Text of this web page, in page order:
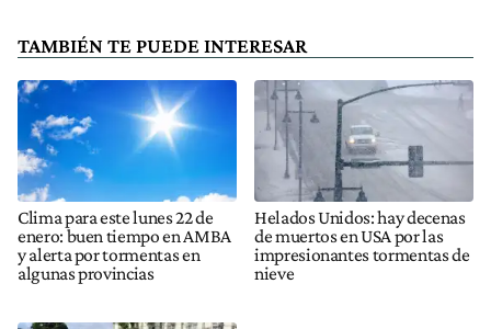
TAMBIÉN TE PUEDE INTERESAR
Clima para este lunes 22 de
enero: buen tiempo en AMBA
y alerta por tormentas en
algunas provincias
Helados Unidos: hay decenas
de muertos en USA por las
impresionantes tormentas de
nieve